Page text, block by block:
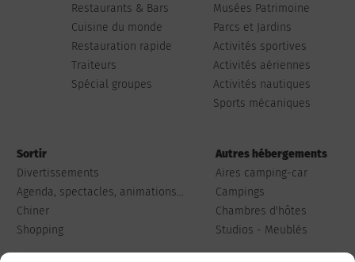
Restaurants & Bars
Cuisine du monde
Restauration rapide
Traiteurs
Spécial groupes
Musées Patrimoine
Parcs et Jardins
Activités sportives
Activités aériennes
Activités nautiques
Sports mécaniques
Sortir
Divertissements
Agenda, spectacles, animations...
Chiner
Shopping
Autres hébergements
Aires camping-car
Campings
Chambres d'hôtes
Studios - Meublés